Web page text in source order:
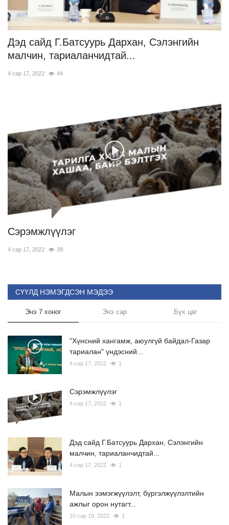
Дэд сайд Г.Батсуурь Дархан, Сэлэнгийн
малчин, тариаланчидтай...
4 сар 17, 2022 44
Сэрэмжлүүлэг
4 сар 17, 2022 39
СҮҮЛД НЭМЭГДСЭН МЭДЭЭ
Энэ 7 хоног Энэ сар Бүх цаг
"Хүнсний хангамж, аюулгүй байдал-Газар
тариалан" үндэсний...
4 сар 17, 2022 1
Сэрэмжлүүлэг
4 сар 17, 2022 1
Дэд сайд Г.Батсуурь Дархан, Сэлэнгийн
малчин, тариаланчидтай...
4 сар 17, 2022 1
Малын ээмэгжүүлэлт, бүргэлжүүлэлтийн
ажлыг орон нутагт...
10 сар 19, 2022 1